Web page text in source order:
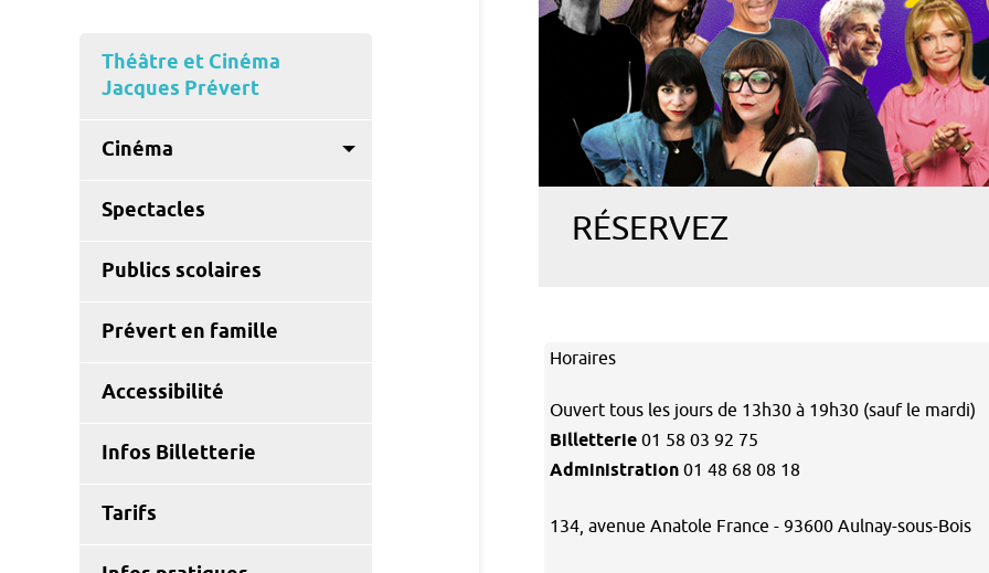
RÉSERVEZ
Horaires
Ouvert tous les jours de 13h30 à 19h30 (sauf le mardi)
Billetterie 01 58 03 92 75
Administration 01 48 68 08 18
134, avenue Anatole France - 93600 Aulnay-sous-Bois
Théâtre et Cinéma
Jacques Prévert
Cinéma
Spectacles
Publics scolaires
Prévert en famille
Accessibilité
Infos Billetterie
Tarifs